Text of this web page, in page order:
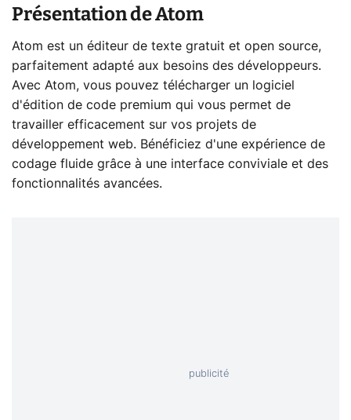
Présentation de Atom
Atom est un éditeur de texte gratuit et open source,
parfaitement adapté aux besoins des développeurs.
Avec Atom, vous pouvez télécharger un logiciel
d'édition de code premium qui vous permet de
travailler efficacement sur vos projets de
développement web. Bénéficiez d'une expérience de
codage fluide grâce à une interface conviviale et des
fonctionnalités avancées.